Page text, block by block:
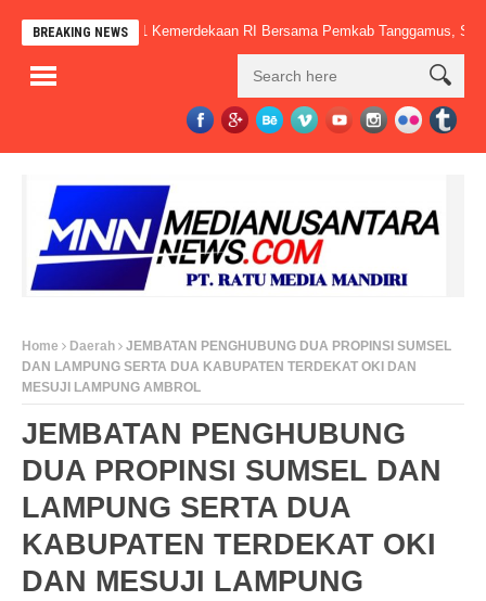
BREAKING NEWS
HUT Ke-81 Kemerdekaan RI Bersama Pemkab Tanggamus,
Home Daerah
JEMBATAN PENGHUBUNG DUA PROPINSI SUMSEL
DAN LAMPUNG SERTA DUA KABUPATEN TERDEKAT OKI DAN
MESUJI LAMPUNG AMBROL
JEMBATAN PENGHUBUNG
DUA PROPINSI SUMSEL DAN
LAMPUNG SERTA DUA
KABUPATEN TERDEKAT OKI
DAN MESUJI LAMPUNG